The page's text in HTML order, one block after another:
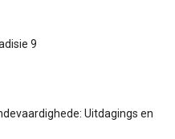
9
Uitdagings en